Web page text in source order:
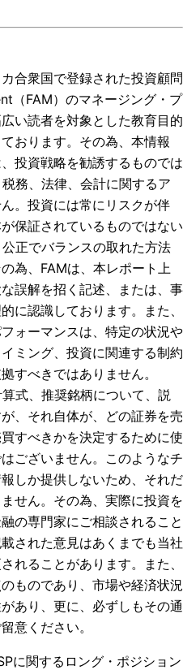
合衆国で登録された投資顧問
（FAM）のマネージング・プ
い読者を対象とした教育目的
おります。その為、本情報
投資戦略を勧誘するものでは
務、法律、会計に関するア
。投資には常にリスクが伴
保証されているものではない
正でバランスの取れた方法
為、FAMは、本レポート上
誤解を招く記述、または、事
に認識しております。また、
ォーマンスは、特定の状況や
ミング、投資に関連する制約
すべきではありません。
式、推奨銘柄について、説
、それ自体が、どの証券を売
すべきかを決定するために使
ございません。このようなチ
しか提供しないため、それだ
せん。その為、実際に投資を
の専門家にご相談されること
された意見はあくまでも当社
れることがあります。また、
ものであり、市場や経済状況
あり、更に、必ずしもその通
意ください。
に関するロング・ポジション